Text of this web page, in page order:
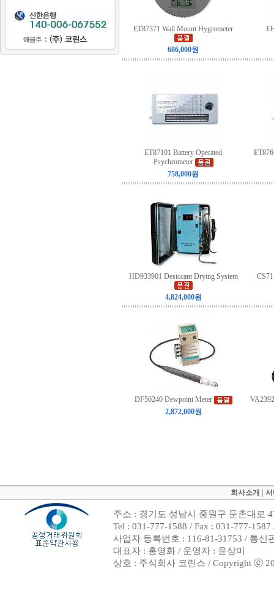
ET87371 Wall Mount Hygrometer
686,000원
ET87101 Battery Operated
Psychrometer
758,000원
HD933901 Desiccant Drying System
4,824,000원
DF50240 Dewpoint Meter
2,872,000원
회사소개
주소 : 경기도 성남시 중원구 둔촌대로
Tel : 031-777-1588 / Fax : 031-777-
사업자 등록번호 : 116-81-31753 / 통신
대표자 : 홍영화 / 운영자 : 윤상미
상호 : 주식회사 코린스 / Copyright ⓒ